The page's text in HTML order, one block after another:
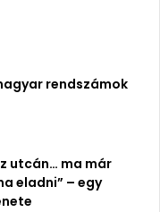
rendszámok
utcán… ma már
eladni” – egy